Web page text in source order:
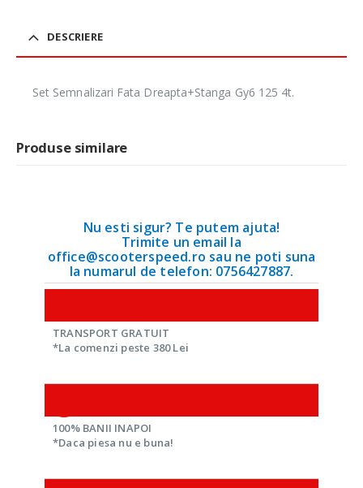
DESCRIERE
Set Semnalizari Fata Dreapta+Stanga Gy6 125 4t.
Produse similare
Nu esti sigur? Te putem ajuta!
Trimite un email la
office@scooterspeed.ro sau ne poti suna
la numarul de telefon: 0756427887.
TRANSPORT GRATUIT
*La comenzi peste 380 Lei
100% BANII INAPOI
*Daca piesa nu e buna!